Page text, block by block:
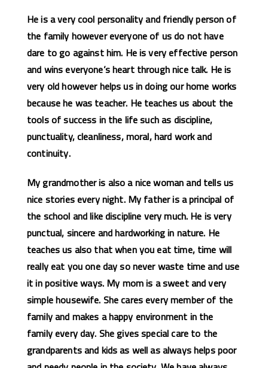
He is a very cool personality and friendly person of
the family however everyone of us do not have
dare to go against him. He is very effective person
and wins everyone’s heart through nice talk. He is
very old however helps us in doing our home works
because he was teacher. He teaches us about the
tools of success in the life such as discipline,
punctuality, cleanliness, moral, hard work and
continuity.
My grandmother is also a nice woman and tells us
nice stories every night. My father is a principal of
the school and like discipline very much. He is very
punctual, sincere and hardworking in nature. He
teaches us also that when you eat time, time will
really eat you one day so never waste time and use
it in positive ways. My mom is a sweet and very
simple housewife. She cares every member of the
family and makes a happy environment in the
family every day. She gives special care to the
grandparents and kids as well as always helps poor